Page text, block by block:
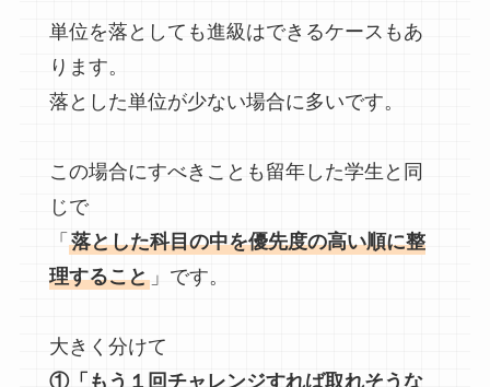
単位を落としても進級はできるケースもあ
ります。
落とした単位が少ない場合に多いです。
この場合にすべきことも留年した学生と同
じで
「 落とした科目の中を優先度の高い順に整
理すること」です。
大きく分けて
①「もう１回チャレンジすれば取れそうな